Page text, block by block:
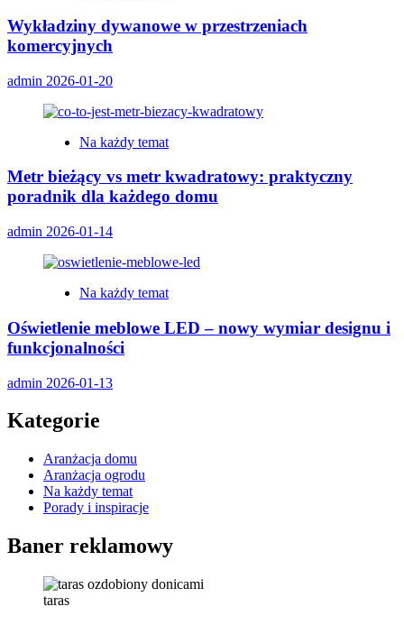
Wykładziny dywanowe w przestrzeniach
komercyjnych
admin 2026-01-20
Na każdy temat
Metr bieżący vs metr kwadratowy: praktyczny
poradnik dla każdego domu
admin 2026-01-14
Na każdy temat
Oświetlenie meblowe LED – nowy wymiar designu i
funkcjonalności
admin 2026-01-13
Kategorie
Aranżacja domu
Aranżacja ogrodu
Na każdy temat
Porady i inspiracje
Baner reklamowy
taras